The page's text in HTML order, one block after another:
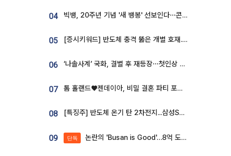
04 빅뱅, 20주년 기념 '새 뱅봉' 선보인다⋯콘서트 앞두고 팝업 개최
05 [증시키워드] 반도체 충격 뚫은 개별 호재...포스코퓨처엠·에코프로·한화솔루션 '눈길'
06 ‘나솔사계’ 국화, 결별 후 재등장⋯첫인상 투표 휩쓸고 ‘인기녀’ 등극
07 톰 홀랜드♥젠데이아, 비밀 결혼 파티 포착⋯호텔 대관비만 9억
08 [특징주] 반도체 온기 탄 2차전지...삼성SDI, 장 초반 7% 넘게 껑충
09 단독 논란의 'Busan is Good'…8억 도시브랜드, 용산 대통령실 CI 업체가 수행